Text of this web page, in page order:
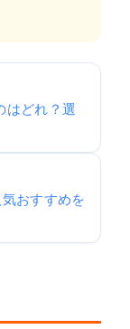
はどれ？選
おすすめを